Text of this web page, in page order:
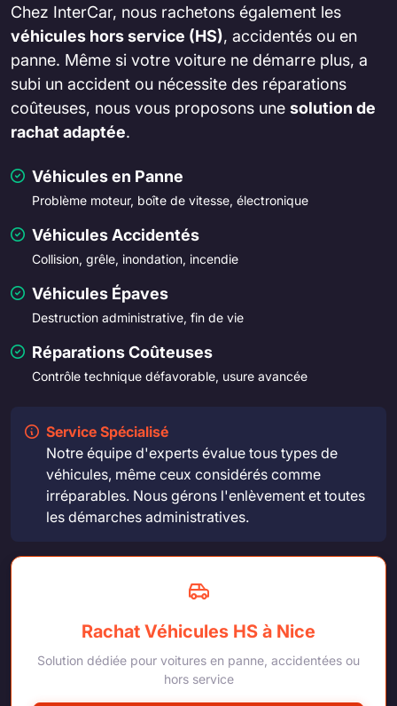
Chez InterCar, nous rachetons également les
véhicules hors service (HS), accidentés ou en
panne. Même si votre voiture ne démarre plus, a
subi un accident ou nécessite des réparations
coûteuses, nous vous proposons une solution de
rachat adaptée.
Véhicules en Panne
Problème moteur, boîte de vitesse, électronique
Véhicules Accidentés
Collision, grêle, inondation, incendie
Véhicules Épaves
Destruction administrative, fin de vie
Réparations Coûteuses
Contrôle technique défavorable, usure avancée
Service Spécialisé
Notre équipe d'experts évalue tous types de
véhicules, même ceux considérés comme
irréparables. Nous gérons l'enlèvement et toutes
les démarches administratives.
Rachat Véhicules HS à Nice
Solution dédiée pour voitures en panne, accidentées ou
hors service